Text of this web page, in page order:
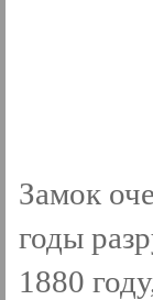
Замок
годы
1880